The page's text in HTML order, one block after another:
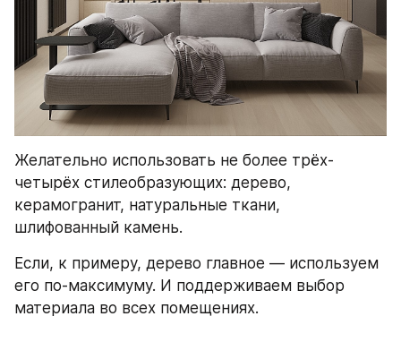
Желательно использовать не более трёх-
четырёх стилеобразующих: дерево,
керамогранит, натуральные ткани,
шлифованный камень.
Если, к примеру, дерево главное — используем
его по-максимуму. И поддерживаем выбор
материала во всех помещениях.